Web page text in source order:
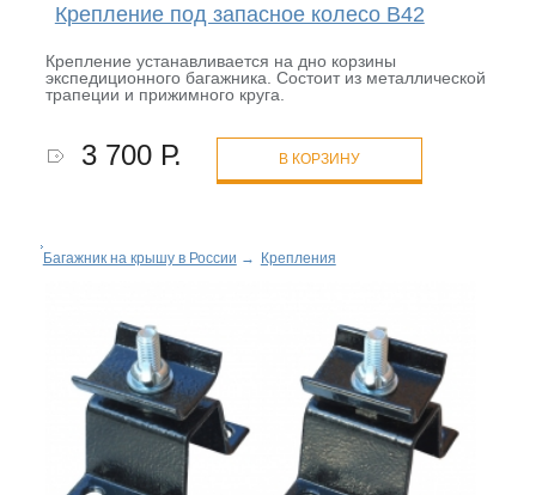
Крепление под запасное колесо B42
Крепление устанавливается на дно корзины
экспедиционного багажника. Состоит из металлической
трапеции и прижимного круга.
3 700 Р. В КОРЗИНУ
Багажник на крышу в России → Крепления